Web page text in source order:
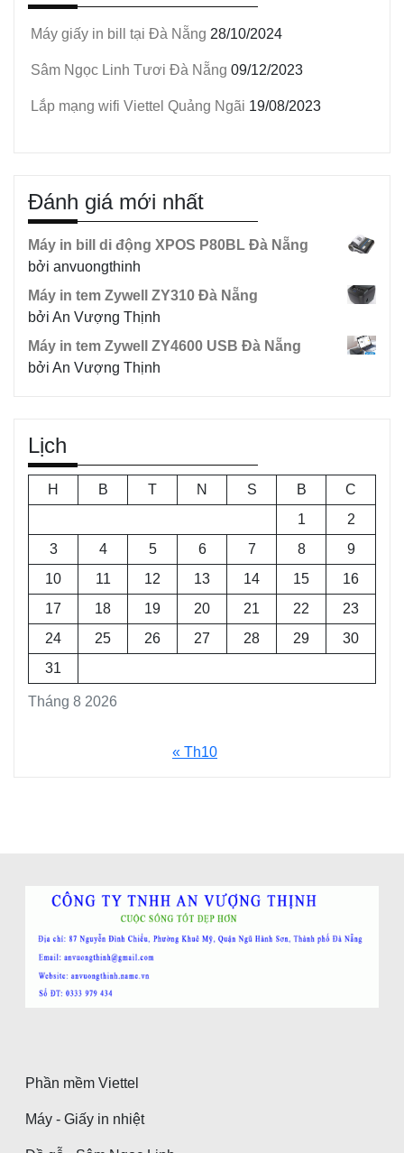
Máy giấy in bill tại Đà Nẵng 28/10/2024
Sâm Ngọc Linh Tươi Đà Nẵng 09/12/2023
Lắp mạng wifi Viettel Quảng Ngãi 19/08/2023
Đánh giá mới nhất
Máy in bill di động XPOS P80BL Đà Nẵng
bởi anvuongthinh
Máy in tem Zywell ZY310 Đà Nẵng
bởi An Vượng Thịnh
Máy in tem Zywell ZY4600 USB Đà Nẵng
bởi An Vượng Thịnh
Lịch
Tháng 8 2026
H B T N S B
C
1
2
3
4 5 6 7 8
9
10
11 12 13 14 15
16
17
18 19 20 21 22
23
24
25 26 27 28 29
30
31
« Th10
Phần mềm Viettel
Máy - Giấy in nhiệt